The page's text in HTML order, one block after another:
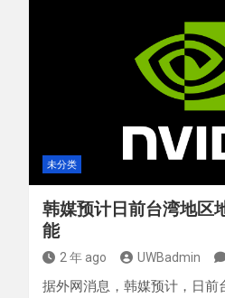
未分类
韩媒预计日前台湾地区
能
2 年 ago UWBadmin
据外网消息，韩媒预计，日